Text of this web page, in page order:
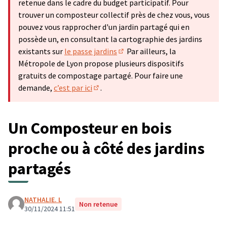
retenue dans le cadre du budget participatif. Pour
trouver un composteur collectif près de chez vous, vous
pouvez vous rapprocher d'un jardin partagé qui en
possède un, en consultant la cartographie des jardins
existants sur le passe jardins
(Lien externe)
Par ailleurs, la
Métropole de Lyon propose plusieurs dispositifs
gratuits de compostage partagé. Pour faire une
demande, c’est par ici
.
Un Composteur en bois
proche ou à côté des jardins
partagés
NATHALIE. L
30/11/2024 11:51 Non retenue